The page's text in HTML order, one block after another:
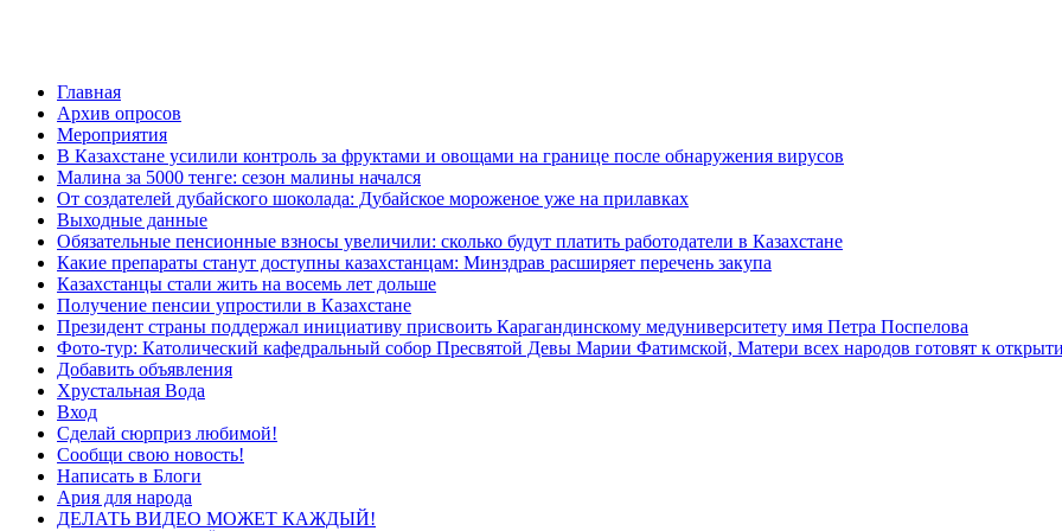
Главная
Архив опросов
Мероприятия
В Казахстане усилили контроль за фруктами и овощами на границе после обнаружения вирусов
Малина за 5000 тенге: сезон малины начался
От создателей дубайского шоколада: Дубайское мороженое уже на прилавках
Выходные данные
Обязательные пенсионные взносы увеличили: сколько будут платить работодатели в Казахстане
Какие препараты станут доступны казахстанцам: Минздрав расширяет перечень закупа
Казахстанцы стали жить на восемь лет дольше
Получение пенсии упростили в Казахстане
Президент страны поддержал инициативу присвоить Карагандинскому медуниверситету имя Петра Поспелова
Фото-тур: Католический кафедральный собор Пресвятой Девы Марии Фатимской, Матери всех народов готовят к
Добавить объявления
Хрустальная Вода
Вход
Сделай сюрприз любимой!
Сообщи свою новость!
Написать в Блоги
Ария для народа
ДЕЛАТЬ ВИДЕО МОЖЕТ КАЖДЫЙ!